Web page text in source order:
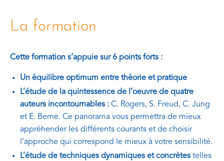
La formation
Cette formation s’appuie sur 6 points forts :
Un équilibre optimum entre théorie et pratique
L’étude de la quintessence de l’oeuvre de quatre
auteurs incontournables : C. Rogers, S. Freud, C. Jung
et E. Berne. Ce panorama vous permettra de mieux
appréhender les différents courants et de choisir
l’approche qui correspond le mieux à votre sensibilité.
L’étude de techniques dynamiques et concrètes telles